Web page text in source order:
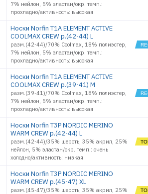
7% нейлон, 5% эластан/окр. темп.:
прохладно/активность: высокая
Носки Norfin T1A ELEMENT ACTIVE
COOLMAX CREW р.(42-44) L
разм.(42-44)/70% Coolmax, 18% полиэстер,
7% нейлон, 5% эластан/окр. темп.:
прохладно/активность: высокая
Носки Norfin T1A ELEMENT ACTIVE
COOLMAX CREW р.(39-41) M
разм.(39-41)/70% Coolmax, 18% полиэстер,
7% нейлон, 5% эластан/окр. темп.:
прохладно/активность: высокая
Носки Norfin T3P NORDIC MERINO
WARM CREW р.(42-44) L
разм.(42-44)/35% шерсть, 35% акрил, 25%
нейлон, 5% эластан/окр. темп.: очень
холодно/активность: низкая
Носки Norfin T3P NORDIC MERINO
WARM CREW р.(45-47) XL
разм.(45-47)/35% шерсть, 35% акрил, 25%